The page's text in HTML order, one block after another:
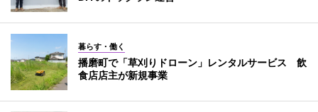
暮らす・働く
播磨町で「草刈りドローン」レンタルサービス 飲
食店店主が新規事業